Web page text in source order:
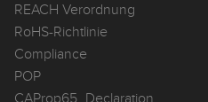
REACH Verordnung
RoHS-Richtlinie
Compliance
POP